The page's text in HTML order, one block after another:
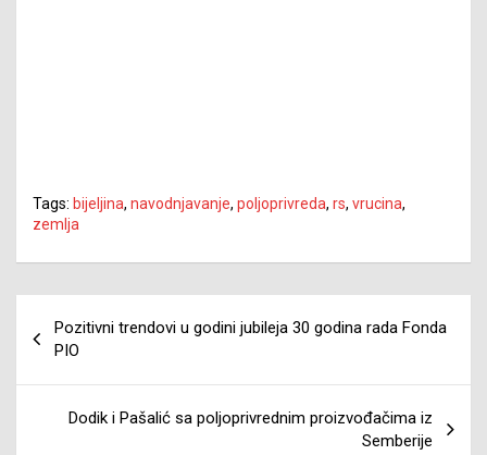
Tags: bijeljina, navodnjavanje, poljoprivreda, rs, vrucina,
zemlja
članaka
Pozitivni trendovi u godini jubileja 30 godina rada Fonda
PIO
Dodik i Pašalić sa poljoprivrednim proizvođačima iz
Semberije